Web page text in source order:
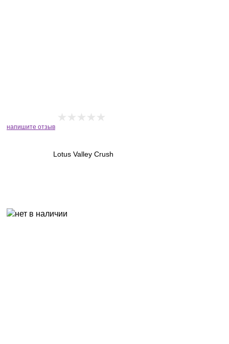
напишите отзыв
Lotus Valley Crush